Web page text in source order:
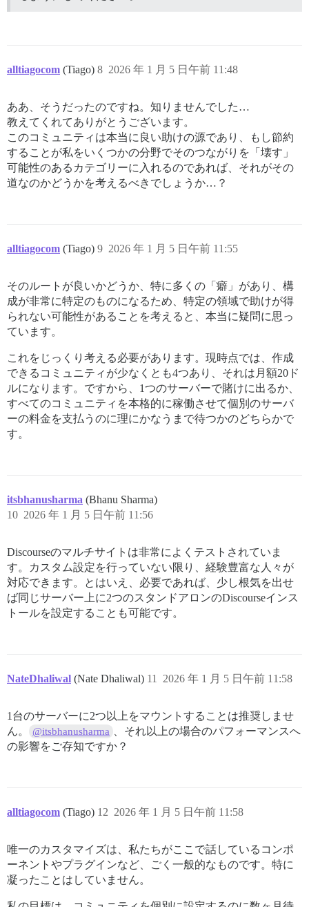
alltiagocom (Tiago) 2026 年 1 月 5 日午前 11:48
8
ああ、そうだったのですね。知りませんでした…
教えてくれてありがとうございます。
このコミュニティは本当に良い助けの源であり、もし節約
することが私をいくつかの分野でそのつながりを「壊す」
可能性のあるカテゴリーに入れるのであれば、それがその
道なのかどうかを考えるべきでしょうか…？
alltiagocom (Tiago) 2026 年 1 月 5 日午前 11:55
9
そのルートが良いかどうか、特に多くの「癖」があり、構
成が非常に特定のものになるため、特定の領域で助けが得
られない可能性があることを考えると、本当に疑問に思っ
ています。
これをじっくり考える必要があります。現時点では、作成
できるコミュニティが少なくとも4つあり、それは月額20ド
ルになります。ですから、1つのサーバーで賭けに出るか、
すべてのコミュニティを本格的に稼働させて個別のサーバ
ーの料金を支払うのに理にかなうまで待つかのどちらかで
す。
itsbhanusharma (Bhanu Sharma)
2026 年 1 月 5 日午前 11:56
10
Discourseのマルチサイトは非常によくテストされていま
す。カスタム設定を行っていない限り、経験豊富な人々が
対応できます。とはいえ、必要であれば、少し根気を出せ
ば同じサーバー上に2つのスタンドアロンのDiscourseインス
トールを設定することも可能です。
NateDhaliwal (Nate Dhaliwal) 2026 年 1 月 5 日午前 11:58
11
1台のサーバーに2つ以上をマウントすることは推奨しませ
ん。
@itsbhanusharma
、それ以上の場合のパフォーマンスへ
の影響をご存知ですか？
alltiagocom (Tiago) 2026 年 1 月 5 日午前 11:58
12
唯一のカスタマイズは、私たちがここで話しているコンポ
ーネントやプラグインなど、ごく一般的なものです。特に
凝ったことはしていません。